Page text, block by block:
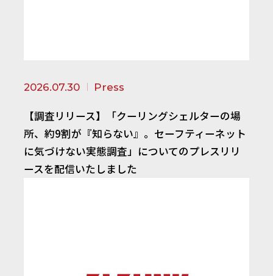
2026.07.30 Press
【調査リリース】「クーリングシェルターの場
所、約9割が『知らない』。セーフティーネット
に気づけない実態調査」についてのプレスリリ
ースを配信いたしました